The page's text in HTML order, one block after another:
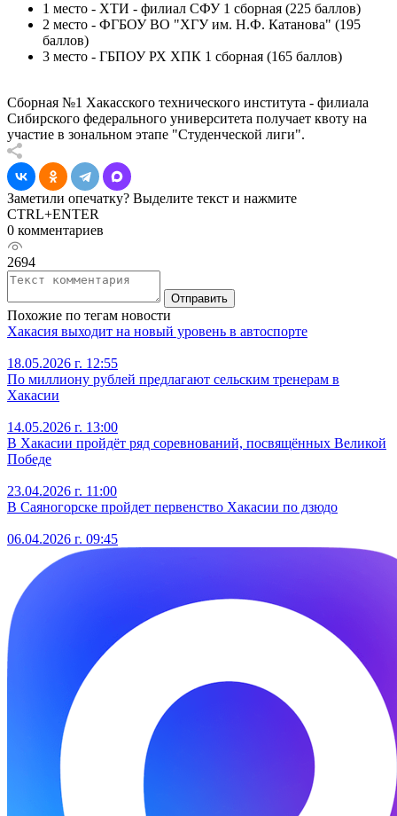
1 место - ХТИ - филиал СФУ 1 сборная (225 баллов)
2 место - ФГБОУ ВО "ХГУ им. Н.Ф. Катанова" (195
баллов)
3 место - ГБПОУ РХ ХПК 1 сборная (165 баллов)
Сборная №1 Хакасского технического института - филиала
Сибирского федерального университета получает квоту на
участие в зональном этапе "Студенческой лиги".
Заметили опечатку? Выделите текст и нажмите
CTRL+ENTER
0 комментариев
2694
Отправить
Похожие по тегам новости
Хакасия выходит на новый уровень в автоспорте
18.05.2026 г. 12:55
По миллиону рублей предлагают сельским тренерам в
Хакасии
14.05.2026 г. 13:00
В Хакасии пройдёт ряд соревнований, посвящённых Великой
Победе
23.04.2026 г. 11:00
В Саяногорске пройдет первенство Хакасии по дзюдо
06.04.2026 г. 09:45